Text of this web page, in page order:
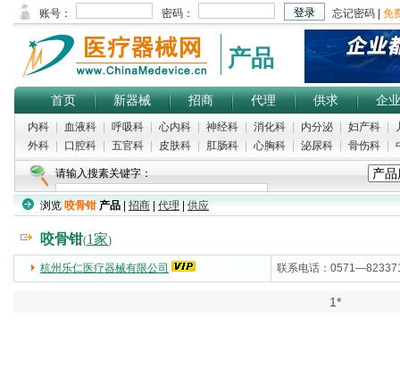
产品
首页 新器械 招商 代理 供求 企业
内科 血液科 呼吸科 心内科 神经科 消化科 内分泌 妇产科
外科
口腔科 五官科 皮肤科 肛肠科 心胸科 泌尿科 骨伤科
请输入搜素关键字：
浏览 咬骨钳 产品 招商 代理 供应
咬骨钳(1家)
杭州乐仁医疗器械有限公司 联系电话：
1*